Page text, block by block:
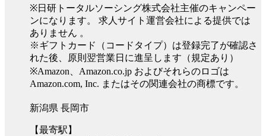
※日研トータルソーシング株式会社主催のキャンペー
ンになります。 求人サイト運営会社による提供では
ありません 。
※ギフトカード（コードタイプ）は登録完了が確認さ
れた後、原則翌営業日に進呈します（規定あり）
※Amazon、Amazon.co.jp およびそれらのロゴは
Amazon.com, Inc. またはその関連会社の商標です。
新潟県 長岡市
【最寄駅】